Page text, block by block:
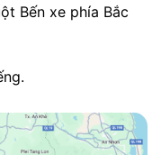
Bến xe phía Bắc